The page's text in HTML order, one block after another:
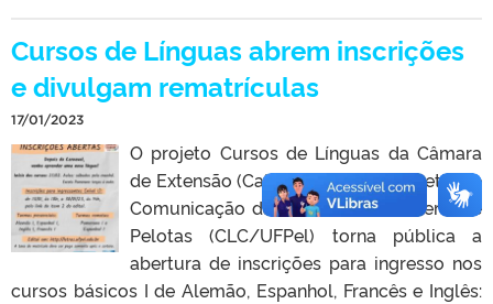
Cursos de Línguas abrem inscrições
e divulgam rematrículas
17/01/2023
O projeto Cursos de Línguas da Câmara
de Extensão (CaExt) do Centro de Letras e
Comunicação da Universidade Federal de
Pelotas (CLC/UFPel) torna pública a
abertura de inscrições para ingresso nos
cursos básicos I de Alemão, Espanhol, Francês e Inglês: